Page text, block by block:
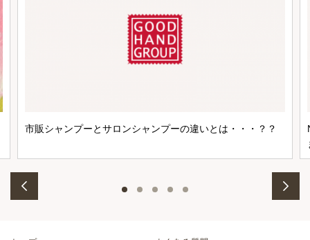
市販シャンプーとサロンシャンプーの違いとは・・・？？